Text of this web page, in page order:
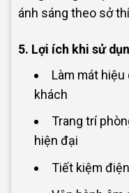
ánh sáng theo sở
5. Lợi ích khi sử
Làm mát
khách
Trang trí
hiện đại
Tiết kiệm